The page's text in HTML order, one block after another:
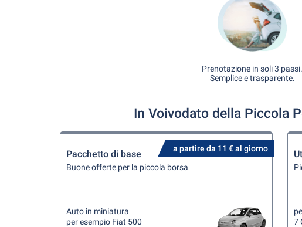
Prenotazione in soli 3 passi.
Semplice e trasparente.
In Voivodato della Piccola
a partire da 11 € al giorno
Pacchetto di base
Buone offerte per la piccola borsa
Auto in miniatura
per esempio Fiat 500
7